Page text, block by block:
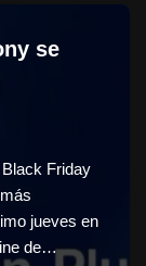
se
Friday
jueves en
de…